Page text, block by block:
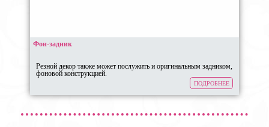
Фон-задник
Резной декор также может послужить и оригинальным задником,
фоновой конструкцией.
ПОДРОБНЕЕ